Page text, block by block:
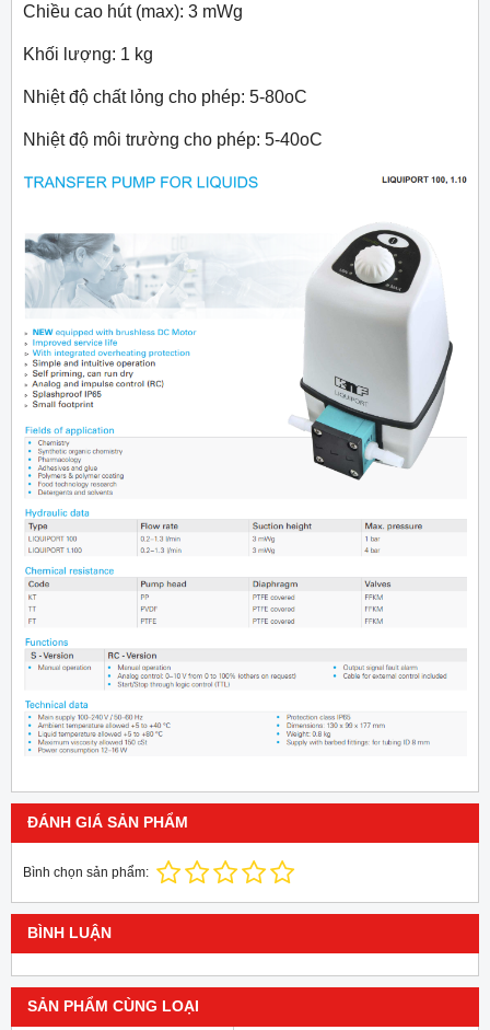
Chiều cao hút (max): 3 mWg
Khối lượng: 1 kg
Nhiệt độ chất lỏng cho phép: 5-80oC
Nhiệt độ môi trường cho phép: 5-40oC
ĐÁNH GIÁ SẢN PHẨM
Bình chọn sản phẩm:
BÌNH LUẬN
SẢN PHẨM CÙNG LOẠI